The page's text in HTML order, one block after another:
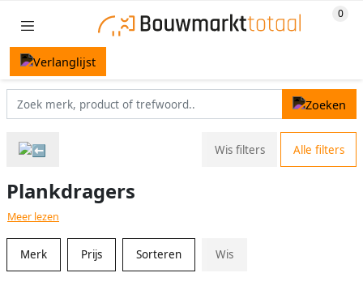
Wis filters Alle filters
Plankdragers
Meer lezen
Merk Prijs Sorteren Wis